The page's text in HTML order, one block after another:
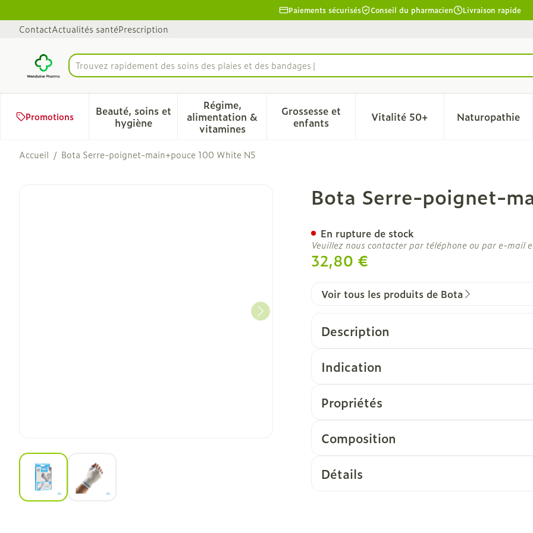
Paiements sécurisés Conseil du pharmacien Livraison rapide
ContactActualités santéPrescription
Rechercher
Trouvez rapidement des soins des plaies et des bandages
Promotions
Beauté, soins et
hygièneAfficher le sous-menu pour la catégorie Beauté, soins et hygiène
Régime,
alimentation &
vitaminesAfficher le sous-menu pour la catégorie Régime, alimentation &
Grossesse et
enfantsAfficher le sous-menu pour la catégorie
Vitalité 50+Afficher le sous-menu pour
Naturopathie
Afficher
Accueil / Bota Serre-poignet-main+pouce 100 White N5
View larger imageView larger image
Bota Serre-poignet-main+pouce 100 White N5
Bota Serre-poignet-
32,80 €
En rupture de stock
Veuillez nous contacter par téléphone ou par e-mail
Voir tous les produits de Bota
Description
Indication
Propriétés
Tricot élastique très fort
Composition
Détails